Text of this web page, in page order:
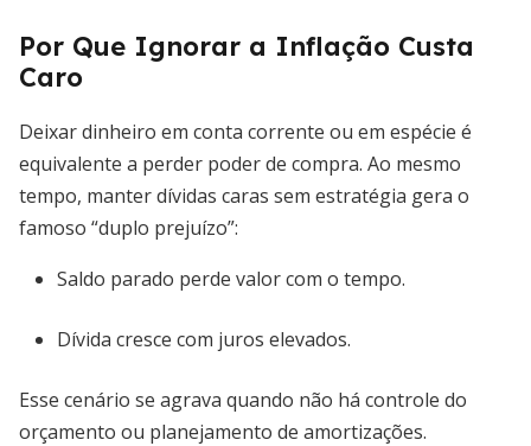
Por Que Ignorar a Inflação Custa
Caro
Deixar dinheiro em conta corrente ou em espécie é
equivalente a perder poder de compra. Ao mesmo
tempo, manter dívidas caras sem estratégia gera o
famoso “duplo prejuízo”:
Saldo parado perde valor com o tempo.
Dívida cresce com juros elevados.
Esse cenário se agrava quando não há controle do
orçamento ou planejamento de amortizações.